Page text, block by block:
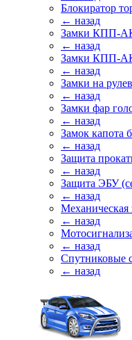
Блокиратор
← назад
Замки КПП-
← назад
Замки КПП-
← назад
Замки на
← назад
Замки фар
← назад
Замок капота
← назад
Защита
← назад
Защита ЭБУ
← назад
Механическая
← назад
← назад
Спутниковые
← назад